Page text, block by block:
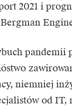
2021 i
pandemii
niemniej
od IT,